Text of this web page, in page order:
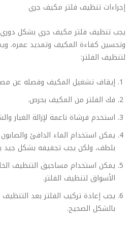
إجراءات تنظيف فلتر مكيف جري
يجب تنظيف فلتر مكيف جري بشكل دوري
وتحسين كفاءة المكيف وتمديد عمره.
لتنظيف الفلتر:
إيقاف تشغيل المكيف وفصله عن
فك الفلتر من المكيف بحرص.
استخدم فرشاة ناعمة لإزالة الغبار
يمكن استخدام الماء الدافئ
بلطف، ولكن يجب تجفيفه بشكل جيد
يمكن استخدام مساحيق التنظيف
الأسواق لتنظيف الفلتر.
يجب إعادة تركيب الفلتر بعد
بالشكل الصحيح.